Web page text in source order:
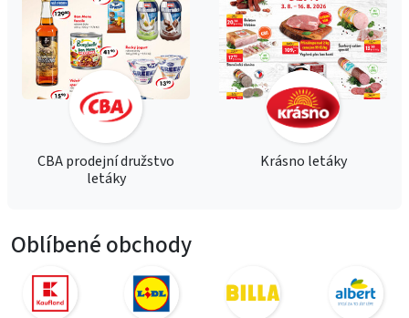
CBA prodejní družstvo
letáky
Krásno letáky
Oblíbené obchody